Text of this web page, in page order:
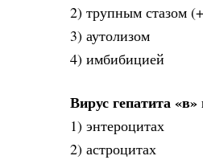
2) трупным стазом
3) аутолизом
4) имбибицией
Вирус гепатита
1) энтероцитах
2) астроцитах